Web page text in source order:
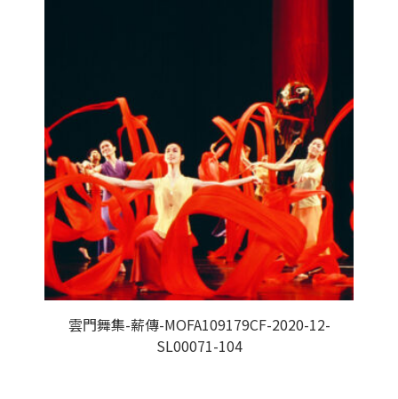
雲門舞集-薪傳-MOFA109179CF-2020-12-
SL00071-104